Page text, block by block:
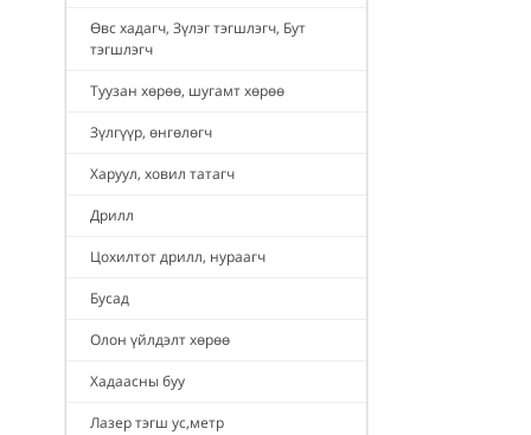
Өвс хадагч, Зүлэг тэгшлэгч, Бут
тэгшлэгч
Туузан хөрөө, шугамт хөрөө
Зүлгүүр, өнгөлөгч
Харуул, ховил татагч
Дрилл
Цохилтот дрилл, нураагч
Бусад
Олон үйлдэлт хөрөө
Хадаасны буу
Лазер тэгш ус,метр